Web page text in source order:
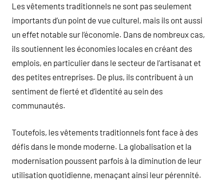
Les vêtements traditionnels ne sont pas seulement
importants d’un point de vue culturel, mais ils ont aussi
un effet notable sur l’économie. Dans de nombreux cas,
ils soutiennent les économies locales en créant des
emplois, en particulier dans le secteur de l’artisanat et
des petites entreprises. De plus, ils contribuent à un
sentiment de fierté et d’identité au sein des
communautés.
Toutefois, les vêtements traditionnels font face à des
défis dans le monde moderne. La globalisation et la
modernisation poussent parfois à la diminution de leur
utilisation quotidienne, menaçant ainsi leur pérennité.